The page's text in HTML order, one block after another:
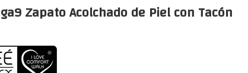
Zapato Acolchado de Piel con Tacón